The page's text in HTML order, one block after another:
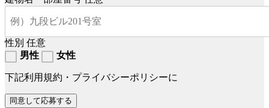
性別 任意
男性
女性
下記利用規約・プライバシーポリシーに